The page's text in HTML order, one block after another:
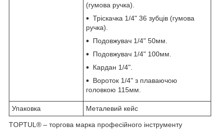
(гумова ручка).
Тріскачка 1/4" 36 зубців (гумова
ручка).
Подовжувач 1/4" 50мм.
Подовжувач 1/4" 100мм.
Кардан 1/4".
Вороток 1/4" з плаваючою
головкою 115мм.
Упаковка Металевий кейс
TOPTUL® – торгова марка професійного інструменту